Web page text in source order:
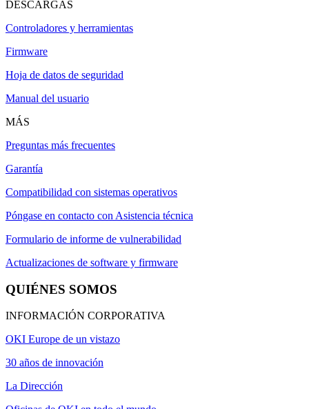
DESCARGAS
Controladores y herramientas
Firmware
Hoja de datos de seguridad
Manual del usuario
MÁS
Preguntas más frecuentes
Garantía
Compatibilidad con sistemas operativos
Póngase en contacto con Asistencia técnica
Formulario de informe de vulnerabilidad
Actualizaciones de software y firmware
QUIÉNES SOMOS
INFORMACIÓN CORPORATIVA
OKI Europe de un vistazo
30 años de innovación
La Dirección